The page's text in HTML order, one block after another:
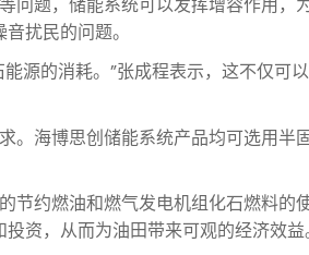
扰民的问题。
源的消耗。”张成程表示，这不仅可
。海博思创储能系统产品均可选用半
节约燃油和燃气发电机组化石燃料的
资，从而为油田带来可观的经济效益